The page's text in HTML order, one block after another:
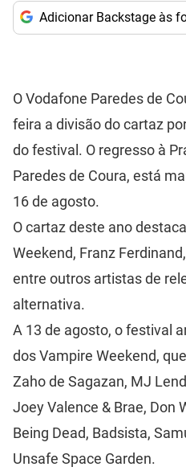
Adicionar Backstage às
O Vodafone Paredes de
feira a divisão do cartaz
do festival. O regresso à
Paredes de Coura, está
16 de agosto.
O cartaz deste ano
Weekend, Franz
entre outros artistas de
alternativa.
A 13 de agosto, o festival
dos Vampire Weekend,
Zaho de Sagazan, MJ
Joey Valence & Brae, Don
Being Dead, Badsista,
Unsafe Space Garden.